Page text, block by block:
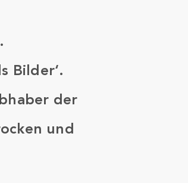
Bilder‘.
der
und